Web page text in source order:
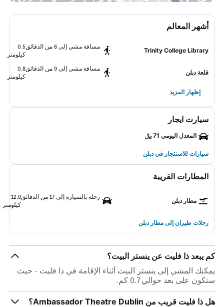
أشهر المعالم
Trinity College Library
مسافة مشي إلى 6 من الدقائق
0.5
كيلومتر
قلعة دبلن
مسافة مشي إلى 9 من الدقائق
0.8
كيلومتر
إظهار المزيد
سيارت ايجار
المعدل اليومي 71 ﷼
سيارات للاستئجار في دبلن
المطارات القريبة
مطار دبلن
رحلة بالسيارة إلى 17 من الدقائق
12.0
كيلومتر
رحلات طيران إلى مطار دبلن
كم يبعد ذا فليت عن ينستر البيت؟
يمكنك المشي إلى ينستر البيت أثناء الإقامة في ذا فليت - حيث
ستكون على بعد حوالي 0.7 كم.
هل ذا فليت قريب من Ambassador Theatre Dublin؟